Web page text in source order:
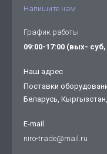
Напишите нам
График работы
09:00-17:00 (вых-
Наш адрес
Поставки
Беларусь,
E-mail
niro-trade@mail.ru